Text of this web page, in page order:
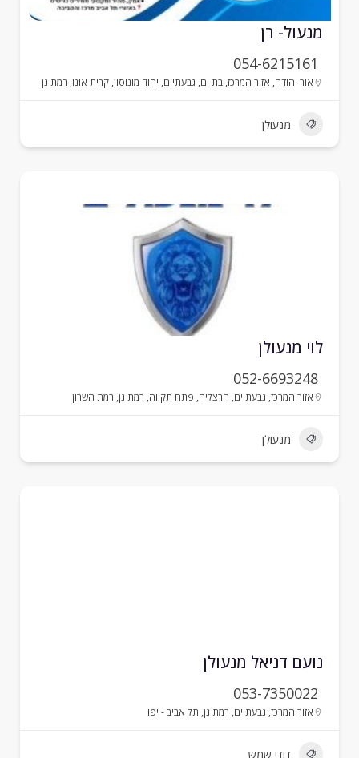
רן
054-6215161
אור יהודה,אזור המרכז,בת ים,גבעתיים, יהוד-מונוסון,קרית אונו ,רמת גן
מנעולן
מנעולן
052-6693248
אזור המרכז,גבעתיים, הרצליה,פתח תקווה,רמת גן,רמת השרון
מנעולן
דניאל מנעולן
053-7350022
אזור המרכז,גבעתיים, רמת גן,תל אביב - יפו
דודי שמש